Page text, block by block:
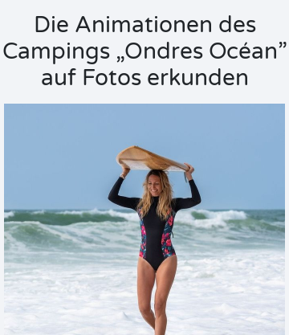
Die Animationen des
Campings „Ondres Océan”
auf Fotos erkunden